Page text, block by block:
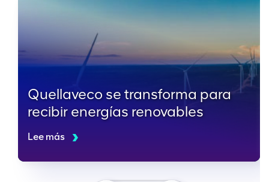
Quellaveco se transforma para
recibir energías renovables
Lee más